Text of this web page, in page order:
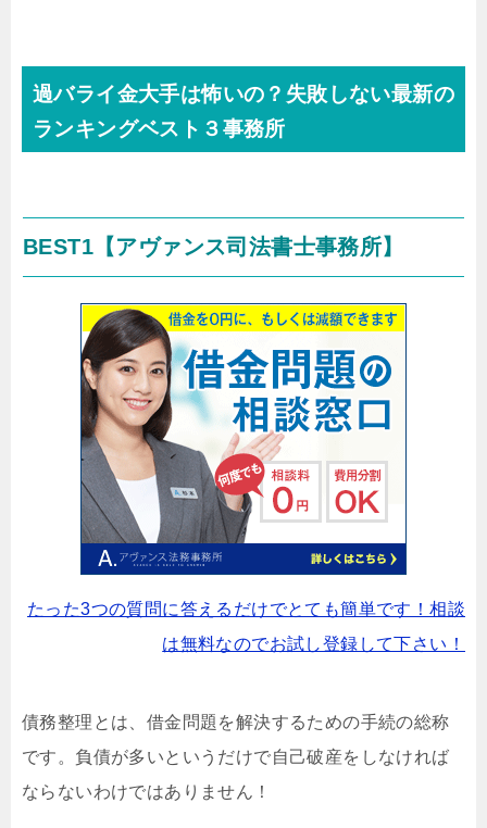
過バライ金大手は怖いの？失敗しない最新の
ランキングベスト３事務所
BEST1 【アヴァンス司法書士事務所】
たった3つの質問に答えるだけでとても簡単です！相談
は無料なのでお試し登録して下さい！
債務整理とは、借金問題を解決するための手続の総称
です。負債が多いというだけで自己破産をしなければ
ならないわけではありません！